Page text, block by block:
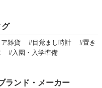
グ
雑貨 #目覚まし時計
#置き
#入園・入学準備
ランド・メーカー